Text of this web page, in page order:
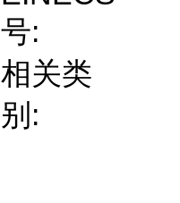
号:
相关类
别: